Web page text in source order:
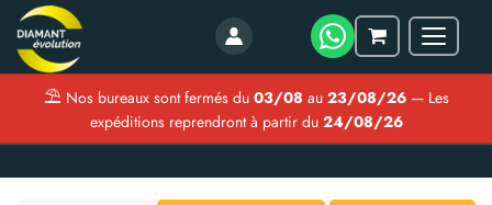
Mon
Menu
⛱ Nos bureaux sont fermés du 03/08 au 23/08/26— Les
expéditions reprendront à partir du 24/08/26